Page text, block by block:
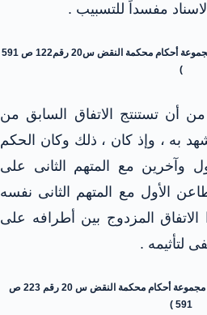
مفسداً للتسبيب .
( نقض جنائى فى 28 ابريل سنة 1969 مجموعة أحكام محكمة النقض س20 رقم122 ص 591
)
أن تستنتج الاتفاق السابق من
به ، وإذ كان ، ذلك وكان الحكم
وآخرين مع المتهم الثانى على
الأول مع المتهم الثانى نفسه
المزدوج بين أطرافه على
لتأثيمه .
( نقض جنائى فى 28 ابريل سنة 1969 مجموعة أحكام محكمة النقض س 20 رقم 223 ص
591 )